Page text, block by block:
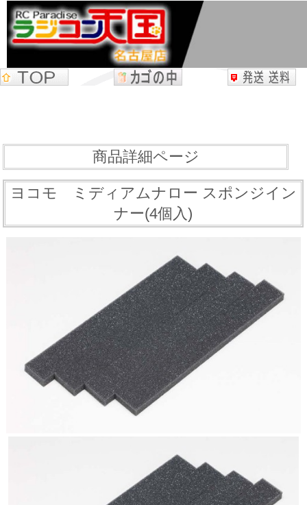
商品詳細ページ
ヨコモ ミディアムナロー スポンジイン
ナー(4個入)